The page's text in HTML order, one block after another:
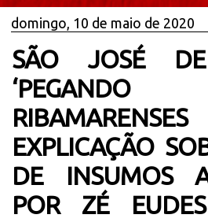
domingo, 10 de maio de 2020
SÃO JOSÉ
EXPLICAÇÃO
DE INSUMOS
POR ZÉ